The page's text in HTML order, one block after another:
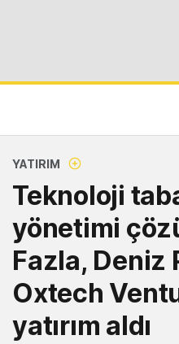
YATIRIM
Teknoloji
yönetimi
Fazla, Deniz
Oxtech
yatırım aldı